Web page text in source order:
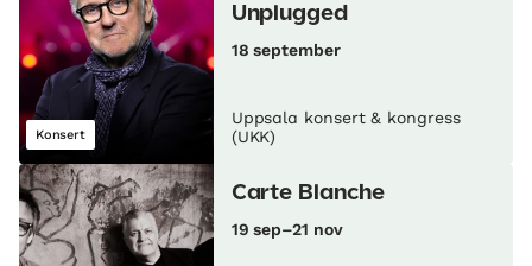
Konsert
Unplugged
18 september
Uppsala konsert & kongress
(UKK)
Carte Blanche
19 sep–21 nov